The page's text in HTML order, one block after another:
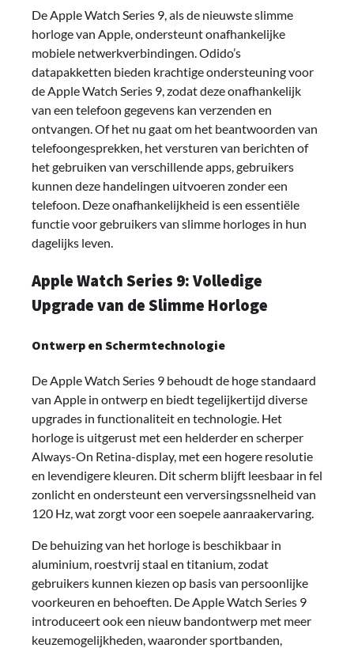
De Apple Watch Series 9, als de nieuwste slimme
horloge van Apple, ondersteunt onafhankelijke
mobiele netwerkverbindingen. Odido’s
datapakketten bieden krachtige ondersteuning voor
de Apple Watch Series 9, zodat deze onafhankelijk
van een telefoon gegevens kan verzenden en
ontvangen. Of het nu gaat om het beantwoorden van
telefoongesprekken, het versturen van berichten of
het gebruiken van verschillende apps, gebruikers
kunnen deze handelingen uitvoeren zonder een
telefoon. Deze onafhankelijkheid is een essentiële
functie voor gebruikers van slimme horloges in hun
dagelijks leven.
Apple Watch Series 9: Volledige
Upgrade van de Slimme Horloge
Ontwerp en Schermtechnologie
De Apple Watch Series 9 behoudt de hoge standaard
van Apple in ontwerp en biedt tegelijkertijd diverse
upgrades in functionaliteit en technologie. Het
horloge is uitgerust met een helderder en scherper
Always-On Retina-display, met een hogere resolutie
en levendigere kleuren. Dit scherm blijft leesbaar in fel
zonlicht en ondersteunt een verversingssnelheid van
120 Hz, wat zorgt voor een soepele aanraakervaring.
De behuizing van het horloge is beschikbaar in
aluminium, roestvrij staal en titanium, zodat
gebruikers kunnen kiezen op basis van persoonlijke
voorkeuren en behoeften. De Apple Watch Series 9
introduceert ook een nieuw bandontwerp met meer
keuzemogelijkheden, waaronder sportbanden,